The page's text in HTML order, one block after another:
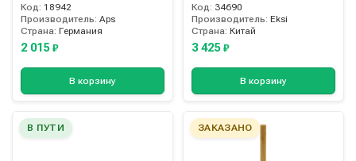
Код: 18942
Производитель: Aps
Страна: Германия
2 015 ₽
В корзину
Код: 34690
Производитель: Eksi
Страна: Китай
3 425 ₽
В корзину
В ПУТИ ЗАКАЗАНО